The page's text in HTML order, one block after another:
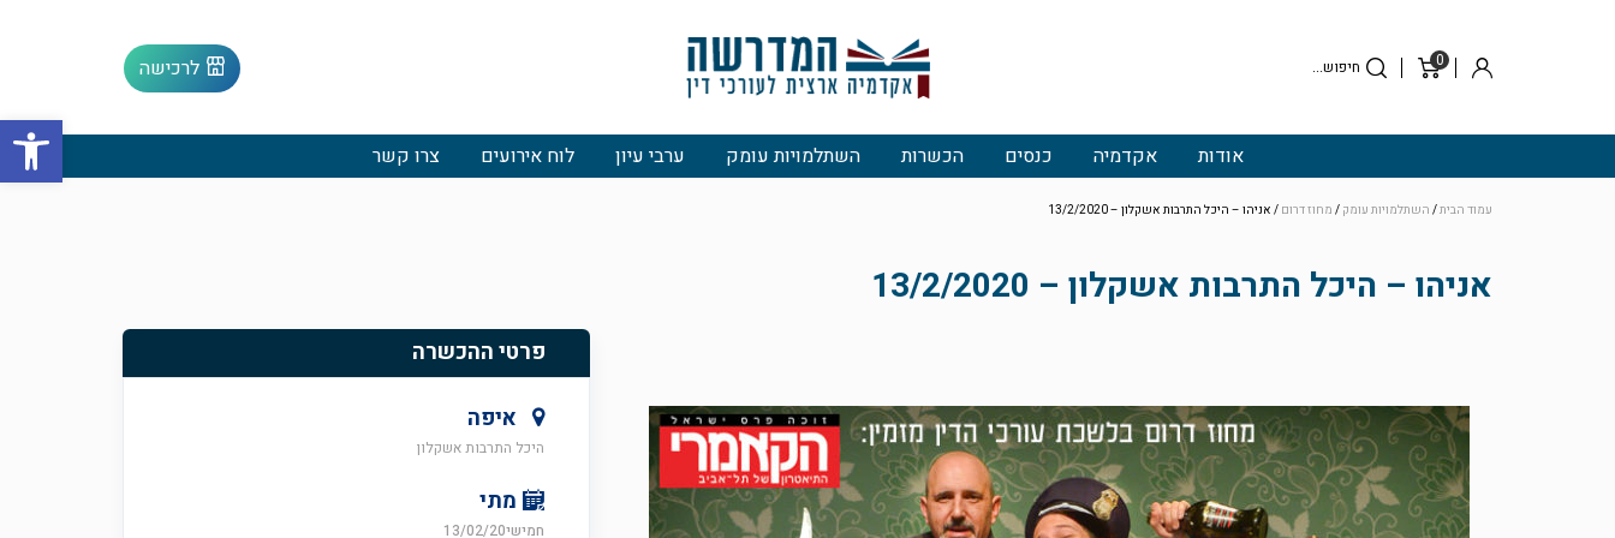
פתח
0
סל
התחבר
לרכישה
אודות אקדמיה כנסים הכשרות השתלמויות עומק ערבי עיון לוח אירועים צרו קשר
עמוד הבית/ השתלמויות עומק / מחוז דרום / אניהו – היכל התרבות אשקלון – 13/2/2020
אניהו – היכל התרבות אשקלון – 13/2/2020
פרטי ההכשרה
איפה
היכל התרבות אשקלון
מתי
חמישי13/02/20